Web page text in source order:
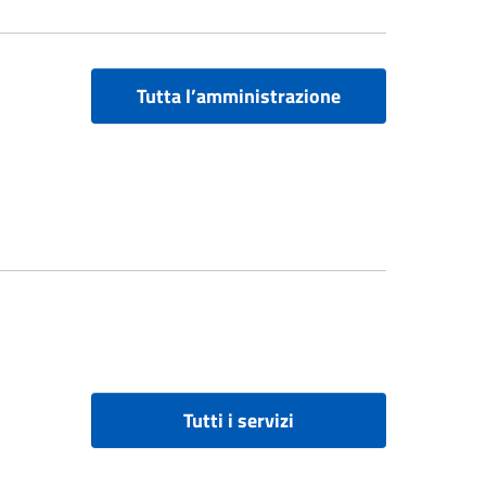
Tutta l’amministrazione
Tutti i servizi